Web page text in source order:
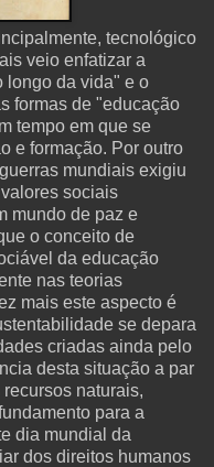
tecnológico
veio enfatizar a
longo da vida" e o
formas de "educação
tempo em que se
e formação. Por outro
mundiais exigiu
sociais
mundo de paz e
o conceito de
da educação
nas teorias
mais este aspecto é
se depara
criadas ainda pelo
desta situação a par
naturais,
para a
dia mundial da
dos direitos humanos